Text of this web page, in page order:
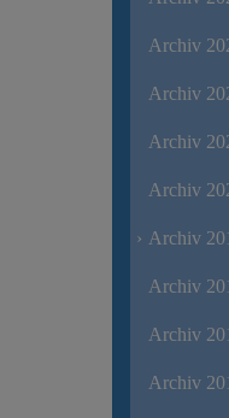
Archiv
Archiv
Archiv
Archiv
Archiv
Archiv
Archiv
Archiv